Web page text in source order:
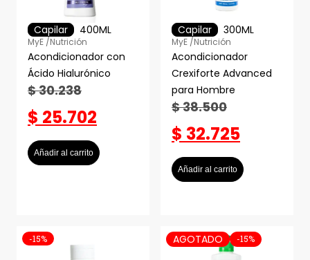
Capilar 400ML
MyE /Nutrición
Acondicionador con
Ácido Hialurónico
$30.238
$ 25.702
Añadir al carrito
Capilar 300ML
MyE /Nutrición
Acondicionador
Crexiforte Advanced
para Hombre
$38.500
$ 32.725
Añadir al carrito
-15% AGOTADO -15%